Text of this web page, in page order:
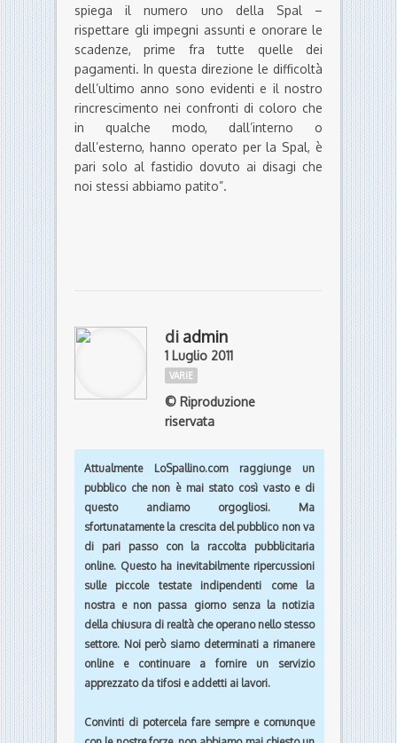
spiega il numero uno della Spal –
rispettare gli impegni assunti e onorare le
scadenze, prime fra tutte quelle dei
pagamenti. In questa direzione le difficoltà
dell’ultimo anno sono evidenti e il nostro
rincrescimento nei confronti di coloro che
in qualche modo, dall’interno o
dall’esterno, hanno operato per la Spal, è
pari solo al fastidio dovuto ai disagi che
noi stessi abbiamo patito”.
di admin
1 Luglio 2011
VARIE
© Riproduzione
riservata
Attualmente LoSpallino.comraggiunge un
pubblico che non è mai stato così vasto e di
questo andiamo orgogliosi. Ma
sfortunatamente la crescita del pubblico non va
di pari passo con la raccolta pubblicitaria
online. Questo ha inevitabilmente ripercussioni
sulle piccole testate indipendenti come la
nostra e non passa giorno senza la notizia
della chiusura di realtà che operano nello stesso
settore. Noi però siamo determinati a rimanere
online e continuare a fornire un servizio
apprezzato da tifosi e addetti ai lavori.
Convinti di potercela fare sempre e comunque